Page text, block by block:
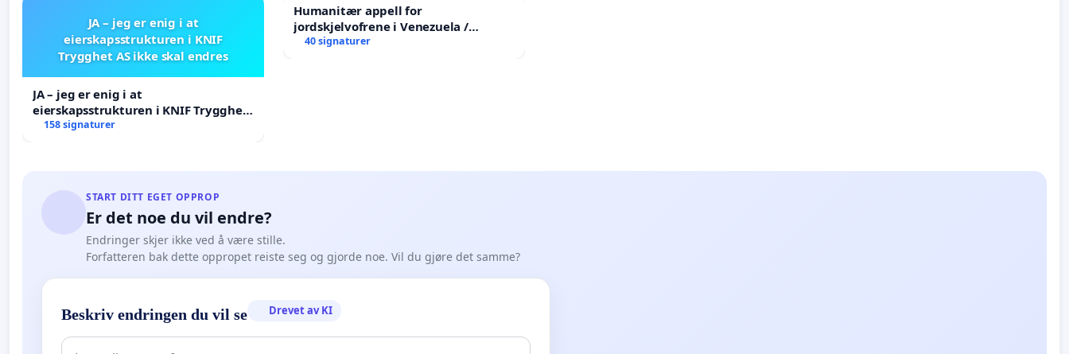
JA – jeg er enig i at
eierskapsstrukturen i KNIF
Trygghet AS ikke skal endres
JA – jeg er enig i at
eierskapsstrukturen i KNIF Trygghet
AS ikke skal endres
158 signaturer
Humanitær appell for
jordskjelvofrene i Venezuela /
Humanitarian Appeal for the
40 signaturer
START DITT EGET OPPROP
Er det noe du vil endre?
Endringer skjer ikke ved å være stille.
Forfatteren bak dette oppropet reiste seg og gjorde noe. Vil du gjøre det samme?
Beskriv endringen du vil se Drevet av KI